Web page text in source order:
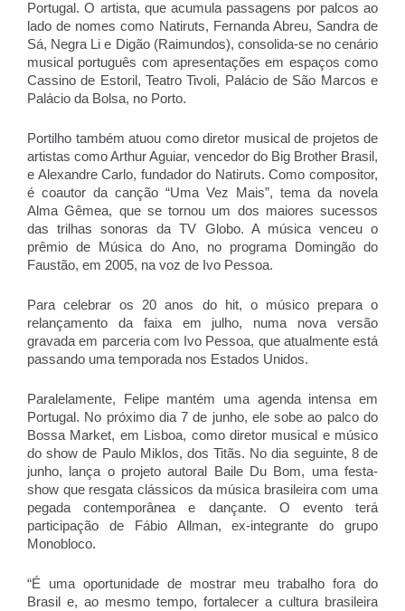
Portugal. O artista, que acumula passagens por palcos ao
lado de nomes como Natiruts, Fernanda Abreu, Sandra de
Sá, Negra Li e Digão (Raimundos), consolida-se no cenário
musical português com apresentações em espaços como
Cassino de Estoril, Teatro Tivoli, Palácio de São Marcos e
Palácio da Bolsa, no Porto.
Portilho também atuou como diretor musical de projetos de
artistas como Arthur Aguiar, vencedor do Big Brother Brasil,
e Alexandre Carlo, fundador do Natiruts. Como compositor,
é coautor da canção “Uma Vez Mais”, tema da novela
Alma Gêmea, que se tornou um dos maiores sucessos
das trilhas sonoras da TV Globo. A música venceu o
prêmio de Música do Ano, no programa Domingão do
Faustão, em 2005, na voz de Ivo Pessoa.
Para celebrar os 20 anos do hit, o músico prepara o
relançamento da faixa em julho, numa nova versão
gravada em parceria com Ivo Pessoa, que atualmente está
passando uma temporada nos Estados Unidos.
Paralelamente, Felipe mantém uma agenda intensa em
Portugal. No próximo dia 7 de junho, ele sobe ao palco do
Bossa Market, em Lisboa, como diretor musical e músico
do show de Paulo Miklos, dos Titãs. No dia seguinte, 8 de
junho, lança o projeto autoral Baile Du Bom, uma festa-
show que resgata clássicos da música brasileira com uma
pegada contemporânea e dançante. O evento terá
participação de Fábio Allman, ex-integrante do grupo
Monobloco.
“É uma oportunidade de mostrar meu trabalho fora do
Brasil e, ao mesmo tempo, fortalecer a cultura brasileira